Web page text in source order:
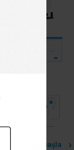
Ücretsiz Başla